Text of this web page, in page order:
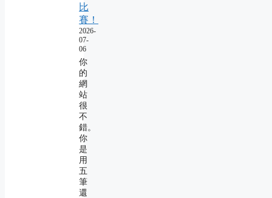
比
賽！
2026-
07-
06
你
的
網
站
很
不
錯。
你
是
用
五
筆
還